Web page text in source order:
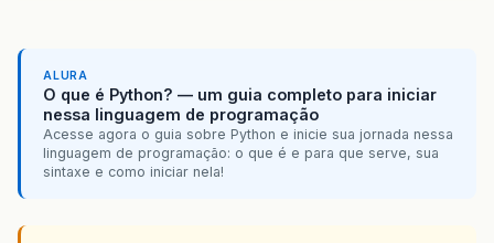
ALURA
O que é Python? — um guia completo para iniciar
nessa linguagem de programação
Acesse agora o guia sobre Python e inicie sua jornada nessa
linguagem de programação: o que é e para que serve, sua
sintaxe e como iniciar nela!